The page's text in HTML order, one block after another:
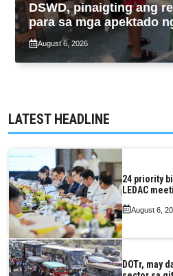
DSWD, pinaigting ang
para sa mga apektado
Bagyong Luis, Maymay
August 6, 2026
LATEST HEADLINE
24 priority
LEDAC
August 6,
DOTr, may